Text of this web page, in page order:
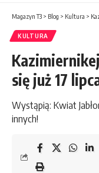
Magazyn T3 > Blog > Kultura >
KULTURA
się już 17
Wystąpią: Kwiat
innych!